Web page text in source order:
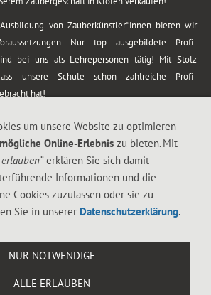
von Zauberkünstler*innen bieten wir
Nur top ausgebildete Profi-
bei uns als Lehrepersonen tätig! Mit Stolz
unsere Schule schon zahlreiche Profi-
hat!
zur Tischzauberei. Lassen Sie sich faszinieren von
Show, angerührt mit sprachlichen Sequenzen,
Illusionen wie Kaninchen, Vasen, Seilen,
Flughafenstrasse 4, 8302 Kloten
um unsere Website zu optimieren
Online-Erlebnis zu bieten. Mit
erklären Sie sich damit
Informationen und die
Cookies zuzulassen oder sie zu
Sie in unserer Datenschutzerklärung.
NUR NOTWENDIGE
ALLE ERLAUBEN